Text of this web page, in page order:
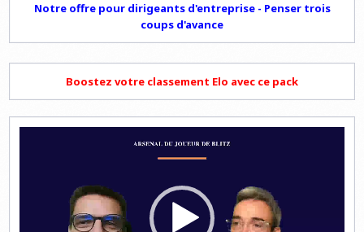
Notre offre pour dirigeants d'entreprise - Penser trois
coups d'avance
Boostez votre classement Elo avec ce pack